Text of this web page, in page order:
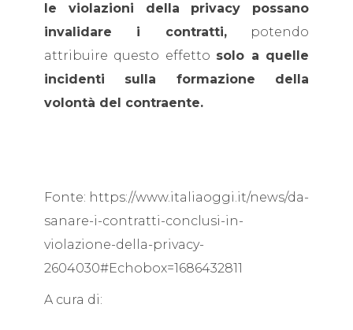
le violazioni della privacy possano
invalidare i contratti,potendo
attribuire questo effetto solo a quelle
incidenti sulla formazione della
volontà del contraente.
Fonte: https://www.italiaoggi.it/news/da-
sanare-i-contratti-conclusi-in-
violazione-della-privacy-
2604030#Echobox=1686432811
A cura di: